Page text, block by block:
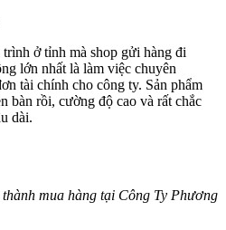
ở tỉnh mà shop gửi hàng đi
lớn nhất là làm việc chuyên
tài chính cho công ty. Sản phẩm
bàn rồi, cường độ cao và rất chắc
dài.
mua hàng tại Công Ty Phương